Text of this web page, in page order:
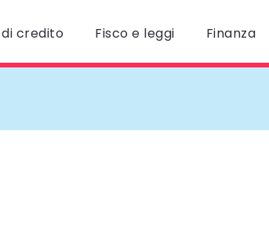
credito Fisco e leggi Finanza